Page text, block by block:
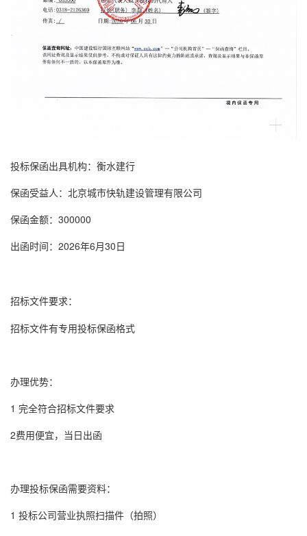
投标保函出具机构：衡水建行
保函受益人：北京城市快轨建设管理有限公司
保函金额：300000
出函时间：2026年6月30日
招标文件要求：
招标文件有专用投标保函格式
办理优势：
1 完全符合招标文件要求
2费用便宜，当日出函
办理投标保函需要资料：
1 投标公司营业执照扫描件（拍照）